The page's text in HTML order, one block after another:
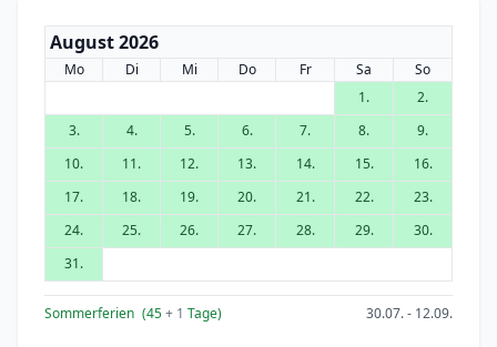
August 2026
Mo Di Mi Do Fr Sa
So
1.
2.
3.
4. 5. 6. 7. 8.
9.
10.
11. 12. 13. 14. 15.
16.
17.
18. 19. 20. 21. 22.
23.
24.
25. 26. 27. 28. 29.
30.
31.
Sommerferien (45+ 1 Tage) 30.07. - 12.09.